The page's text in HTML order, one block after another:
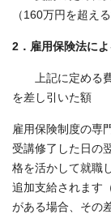
（160万円を超え
2．雇用保険法に
上記に定める
を差し引いた額
雇用保険制度の専
受講修了した日の
格を活かして就職
追加支給されます
がある場合、その